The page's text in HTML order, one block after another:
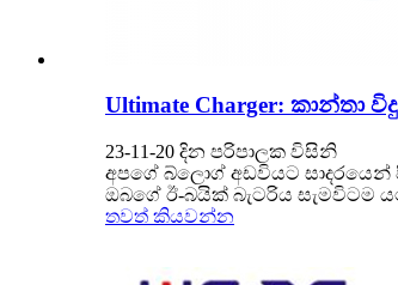
Ultimate Charger:
23-11-20 දින පරිපාලක විසිනි
අපගේ බ්ලොග් අඩවියට සාදරයෙන්
ඔබගේ ඊ-බයික් බැටරිය සැමවිටම
තවත් කියවන්න